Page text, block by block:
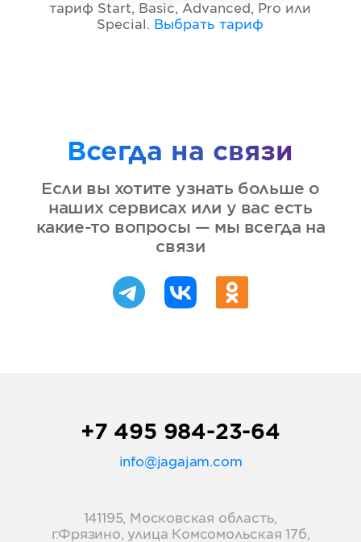
тариф Start, Basic, Advanced, Pro или
Special . Выбрать тариф
Всегда на связи
Если вы хотите узнать больше о
наших сервисах или у вас есть
какие-то вопросы — мы всегда на
связи
+7 495 984-23-64
info@jagajam.com
141195, Московская область,
г.Фрязино, улица Комсомольская 17б,